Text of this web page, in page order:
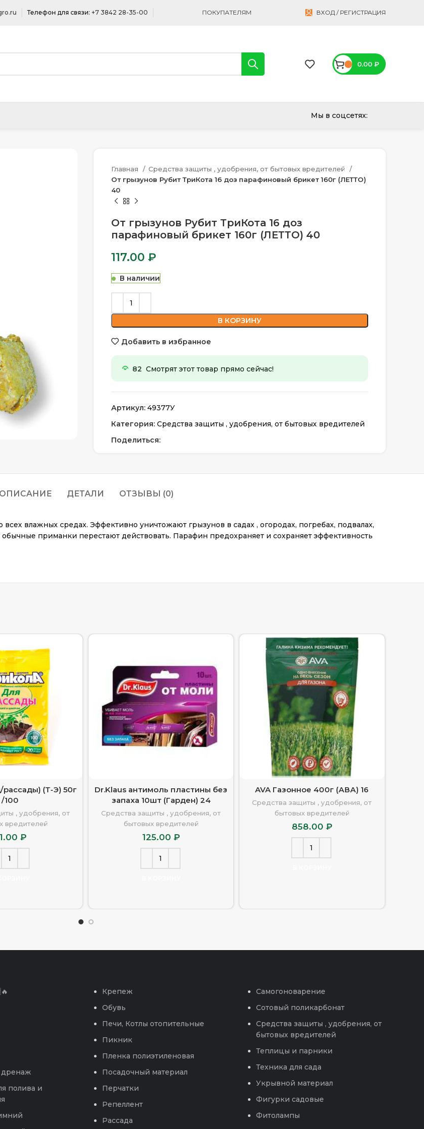
Телефон для связи: +7 3842 28-35-00 ПОКУПАТЕЛЯМ ВХОД / РЕГИСТРАЦИЯ
0.00 ₽
Мы в соцсетях:
Главная
Средства защиты , удобрения, от бытовых вредителей
От грызунов Рубит ТриКота 16 доз парафиновый брикет 160г (ЛЕТТО)
40
От грызунов Рубит ТриКота 16 доз
парафиновый брикет 160г (ЛЕТТО) 40
117.00 ₽
В наличии
В КОРЗИНУ
Добавить в избранное
82 Смотрят этот товар прямо сейчас!
Артикул: 49377У
Категория: Средства защиты , удобрения, от бытовых вредителей
Поделиться:
ОПИСАНИЕ ДЕТАЛИ ОТЗЫВЫ (0)
влажных средах. Эффективно уничтожают грызунов в садах , огородах, погребах, подвалах,
приманки перестают действовать. Парафин предохраняет и сохраняет эффективность
(Т-Э) 50г
/100
, удобрения, от
вредителей
₽
Dr.Klaus антимоль пластины без
запаха 10шт (Гарден) 24
Средства защиты , удобрения, от
бытовых вредителей
125.00 ₽
AVA Газонное 400г (АВА) 16
Средства защиты , удобрения, от
бытовых вредителей
858.00 ₽
дренаж
полива и
Крепеж
Обувь
Печи, Котлы отопительные
Пикник
Пленка полиэтиленовая
Посадочный материал
Перчатки
Репеллент
Рассада
Самогоноварение
Сотовый поликарбонат
Средства защиты , удобрения, от
бытовых вредителей
Теплицы и парники
Техника для сада
Укрывной материал
Фигурки садовые
Фитолампы